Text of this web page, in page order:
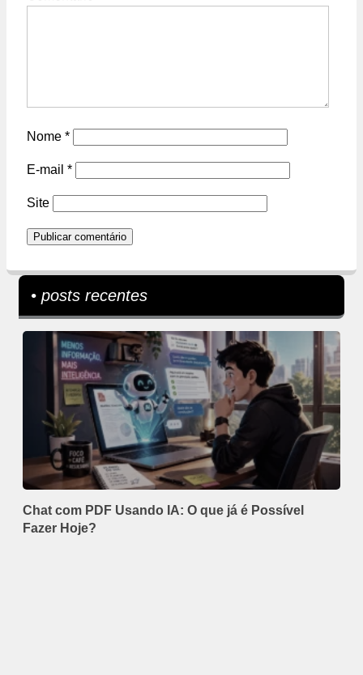
Nome *
E-mail *
Site
• posts recentes
Chat com PDF Usando IA: O que já é Possível
Fazer Hoje?